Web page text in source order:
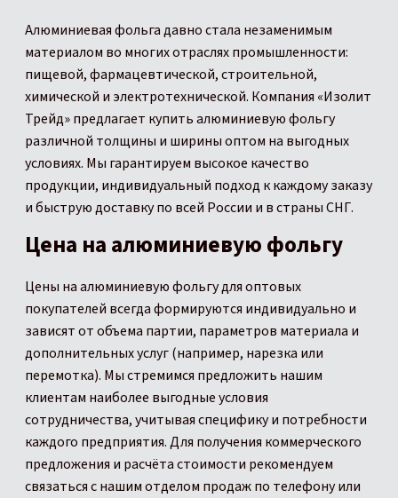
Алюминиевая фольга давно стала незаменимым
материалом во многих отраслях промышленности:
пищевой, фармацевтической, строительной,
химической и электротехнической. Компания «Изолит
Трейд» предлагает купить алюминиевую фольгу
различной толщины и ширины оптом на выгодных
условиях. Мы гарантируем высокое качество
продукции, индивидуальный подход к каждому заказу
и быструю доставку по всей России и в страны СНГ.
Цена на алюминиевую фольгу
Цены на алюминиевую фольгу для оптовых
покупателей всегда формируются индивидуально и
зависят от объема партии, параметров материала и
дополнительных услуг (например, нарезка или
перемотка). Мы стремимся предложить нашим
клиентам наиболее выгодные условия
сотрудничества, учитывая специфику и потребности
каждого предприятия. Для получения коммерческого
предложения и расчёта стоимости рекомендуем
связаться с нашим отделом продаж по телефону или